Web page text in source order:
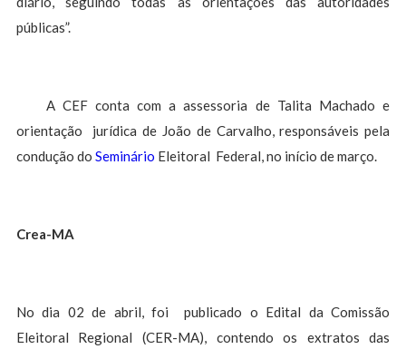
públicas”.
A CEF conta com a assessoria de Talita Machado e
orientação jurídica de João de Carvalho, responsáveis pela
condução do Seminário Eleitoral Federal, no início de março.
Crea-MA
No dia 02 de abril, foi publicado o Edital da Comissão
Eleitoral Regional (CER-MA), contendo os extratos das